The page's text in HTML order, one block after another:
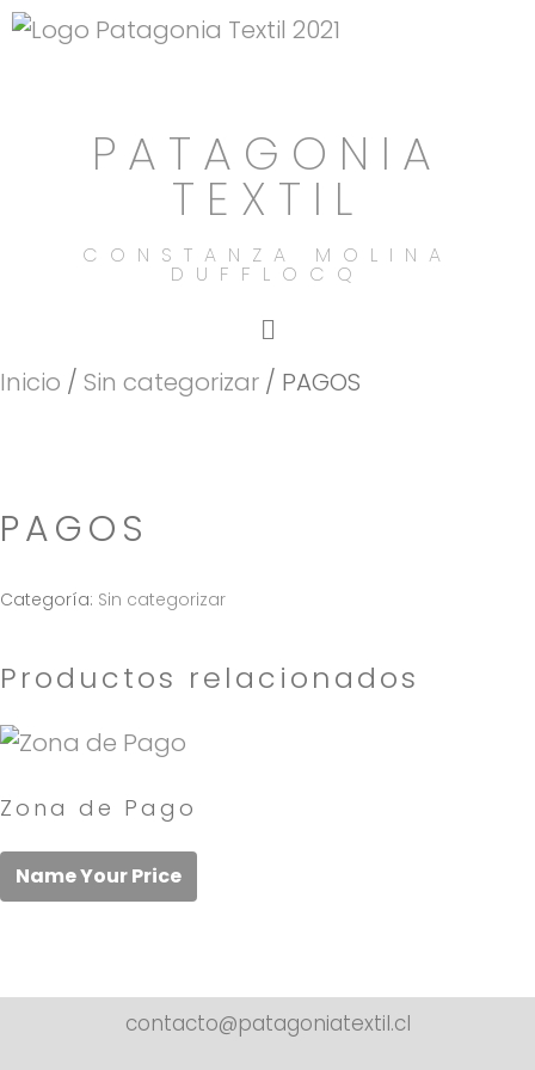
PATAGONIA
TEXTIL
CONSTANZA MOLINA
DUFFLOCQ
Inicio / Sin categorizar / PAGOS
PAGOS
Categoría: Sin categorizar
Productos relacionados
Zona de Pago
Name Your Price
contacto@patagoniatextil.cl